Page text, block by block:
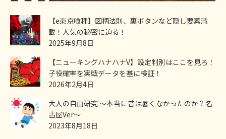
【e東京喰種】図柄法則、裏ボタンなど隠し要素満
載！人気の秘密に迫る！
2025年9月8日
【ニューキングハナハナV】設定判別はここを見ろ！
子役確率を実戦データを基に検証！
2026年2月4日
大人の自由研究 ～本当に昔は暑くなかったのか？名
古屋Ver～
2023年8月18日